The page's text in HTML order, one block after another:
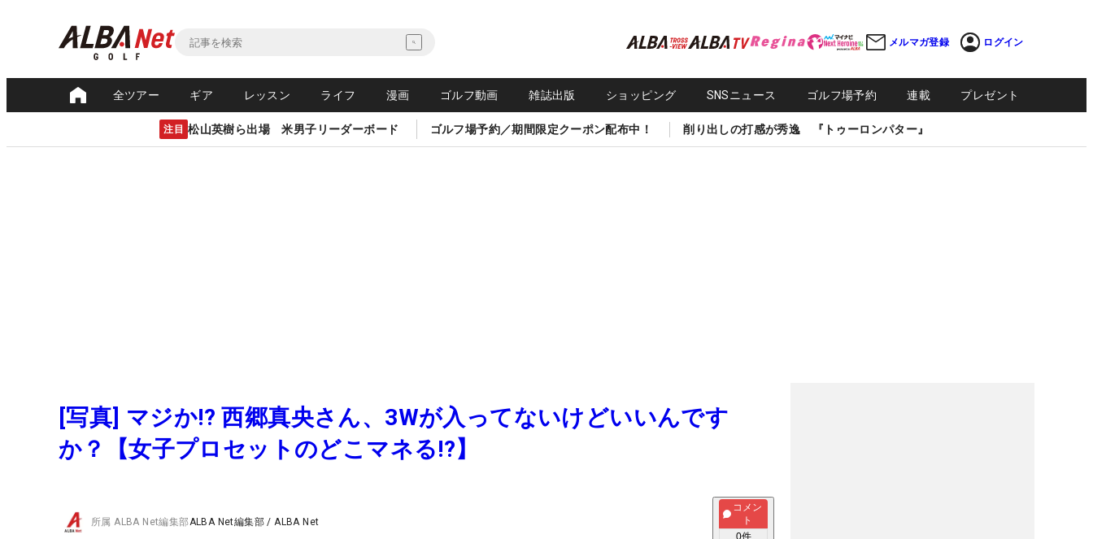
メルマガ登録 ログイン
全ツアー ギア レッスン ライフ 漫画 ゴルフ動画 雑誌出版 ショッピング SNSニュース ゴルフ場予約 連載 プレゼント
注目 松山英樹ら出場 米男子リーダーボード ゴルフ場予約／期間限定クーポン配布中！ 削り出しの打感が秀逸 『トゥーロンパター』
[写真] マジか!? 西郷真央さん、3Wが入ってないけどいいんです
か？【女子プロセットのどこマネる!?】
所属ALBA Net編集部ALBA Net編集部 /ALBA Net
コメン
ト